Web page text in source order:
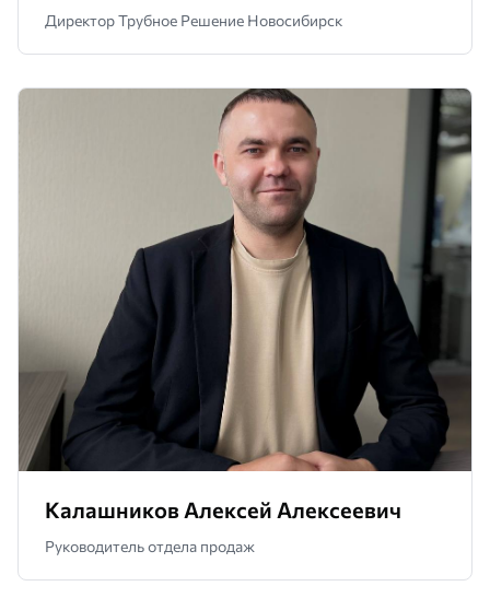
Директор Трубное Решение Новосибирск
Калашников Алексей Алексеевич
Руководитель отдела продаж